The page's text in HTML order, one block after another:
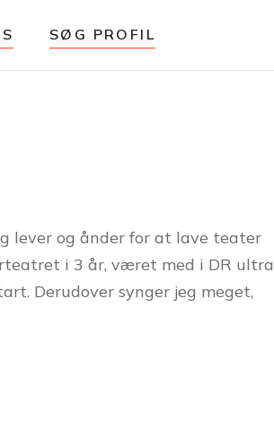
SØG PROFIL
lever og ånder for at lave teater
i 3 år, været med i DR ultra
Derudover synger jeg meget,